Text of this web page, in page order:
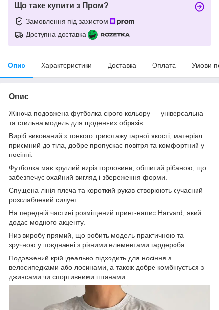
Що таке купити з Пром?
Замовлення під захистом
Доступна доставка
Опис Характеристики Доставка Оплата Умови
Опис
Жіноча подовжена футболка сірого кольору — універсальна
та стильна модель для щоденних образів.
Виріб виконаний з тонкого трикотажу гарної якості, матеріал
приємний до тіла, добре пропускає повітря та комфортний у
носінні.
Футболка має круглий виріз горловини, обшитий рібаною, що
забезпечує охайний вигляд і збереження форми.
Спущена лінія плеча та короткий рукав створюють сучасний
розслаблений силует.
На передній частині розміщений принт-напиc Harvard, який
додає модного акценту.
Низ виробу прямий, що робить модель практичною та
зручною у поєднанні з різними елементами гардероба.
Подовжений крій ідеально підходить для носіння з
велосипедками або лосинами, а також добре комбінується з
джинсами чи спортивними штанами.